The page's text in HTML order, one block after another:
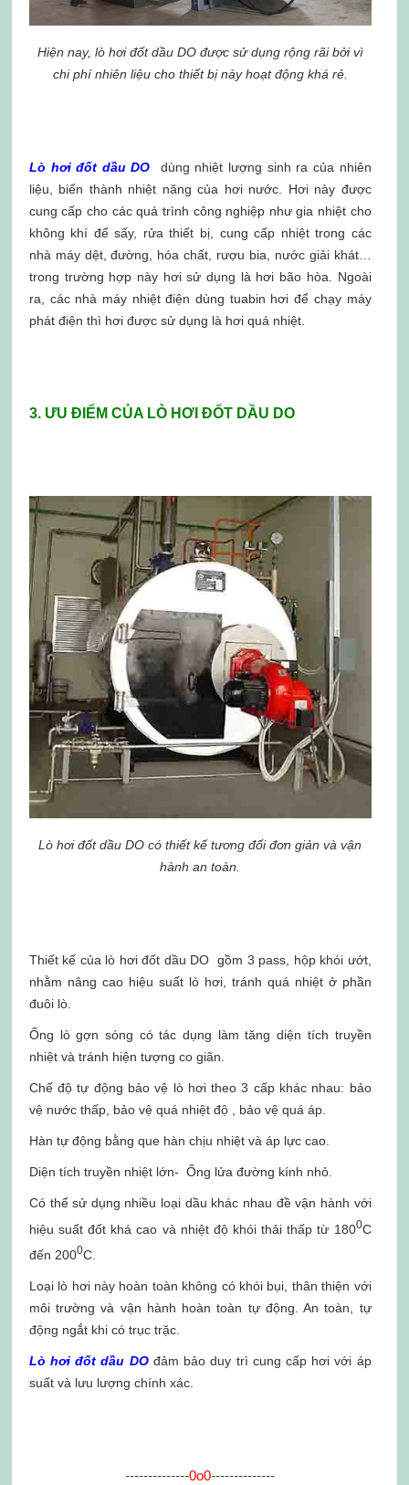
Hiện nay, lò hơi đốt dầu DO được sử dụng rộng rãi bởi vì
chi phí nhiên liệu cho thiết bị này hoạt động khá rẻ.
Lò hơi đốt dầu DO
dùng nhiệt lượng sinh ra của nhiên
liệu, biến thành nhiệt năng của hơi nước. Hơi này được
cung cấp cho các quá trình công nghiệp như gia nhiệt cho
không khí để sấy, rửa thiết bị, cung cấp nhiệt trong các
nhà máy dệt, đường, hóa chất, rượu bia, nước giải khát…
trong trường hợp này hơi sử dụng là hơi bão hòa. Ngoài
ra, các nhà máy nhiệt điện dùng tuabin hơi để chạy máy
phát điện thì hơi được sử dụng là hơi quá nhiệt.
3. ƯU ĐIỂM CỦA LÒ HƠI ĐỐT DẦU DO
Lò hơi đốt dầu DO có thiết kế tương đối đơn giản và vận
hành an toàn.
Thiết kế của lò hơi đốt dầu DO gồm 3 pass, hộp khói ướt,
nhằm nâng cao hiệu suất lò hơi, tránh quá nhiệt ở phần
đuôi lò.
Ống lò gợn sóng có tác dụng làm tăng diện tích truyền
nhiệt và tránh hiện tượng co giãn.
Chế độ tự động bảo vệ lò hơi theo 3 cấp khác nhau: bảo
vệ nước thấp, bảo vệ quá nhiệt độ , bảo vệ quá áp.
Hàn tự động bằng que hàn chịu nhiệt và áp lực cao.
Diện tích truyền nhiệt lớn- Ống lửa đường kính nhỏ.
Có thể sử dụng nhiều loại dầu khác nhau đề vận hành với
hiệu suất đốt khá cao và nhiệt độ khói thải thấp từ 1800C
đến 2000C.
Loại lò hơi này hoàn toàn không có khói bụi, thân thiện với
môi trường và vận hành hoàn toàn tự động. An toàn, tự
động ngắt khi có trục trặc.
Lò hơi đốt dầu DO đảm bảo duy trì cung cấp hơi với áp
suất và lưu lượng chính xác.
--------------0o0--------------